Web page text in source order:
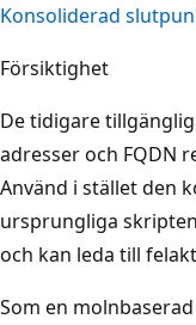
Konsoliderad
Försiktighet
De tidigare
adresser och FQDN
Använd i stället den
ursprungliga
och kan leda till
Som en